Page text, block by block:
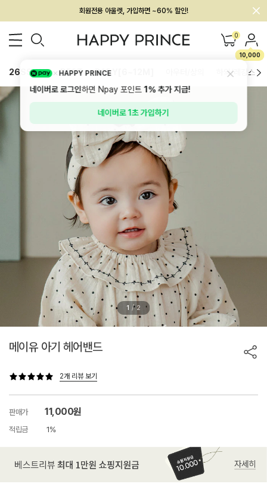
회원전용 아울렛, 가입하면 ~60% 할인!
멤버십 최대 28,000원 혜택 0
10,000
26SS 신상 BEST BABY[6~12M] 하의/레깅스
1 / 2
메이유 아기 헤어밴드
2개 리뷰 보기
판매가 11,000원
적립금 1%
HAPPY PRINCE
네이버로 로그인하면 Npay 포인트1%추가 지급!
네이버로 1초 가입하기